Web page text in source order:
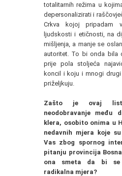
totalitarnih režima u
depersonalizirati i
Crkva kojoj pripadam
ljudskosti i etičnosti, na
mišljenja, a manje se
autoritet. To bi onda bila
prije pola stoljeća
koncil i koju i mnogi
priželjkuju.
Zašto je ovaj
neodobravanje među
klera, osobito onima u
nedavnih mjera koje
Vas zbog spornog
pitanju provincija
ona smeta da bi se
radikalna mjera?